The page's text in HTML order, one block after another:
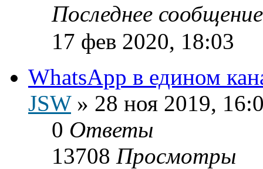
Последнее
17 фев 2020, 18:03
WhatsApp в едином
JSW» 28 ноя 2019,
0 Ответы
13708 Просмотры